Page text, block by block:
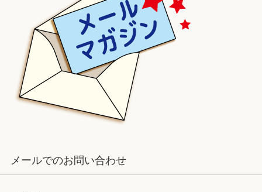
メールでのお問い合わせ